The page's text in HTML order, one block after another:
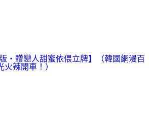
・贈戀人甜蜜依偎立牌】（韓國網漫百
辣開車！）